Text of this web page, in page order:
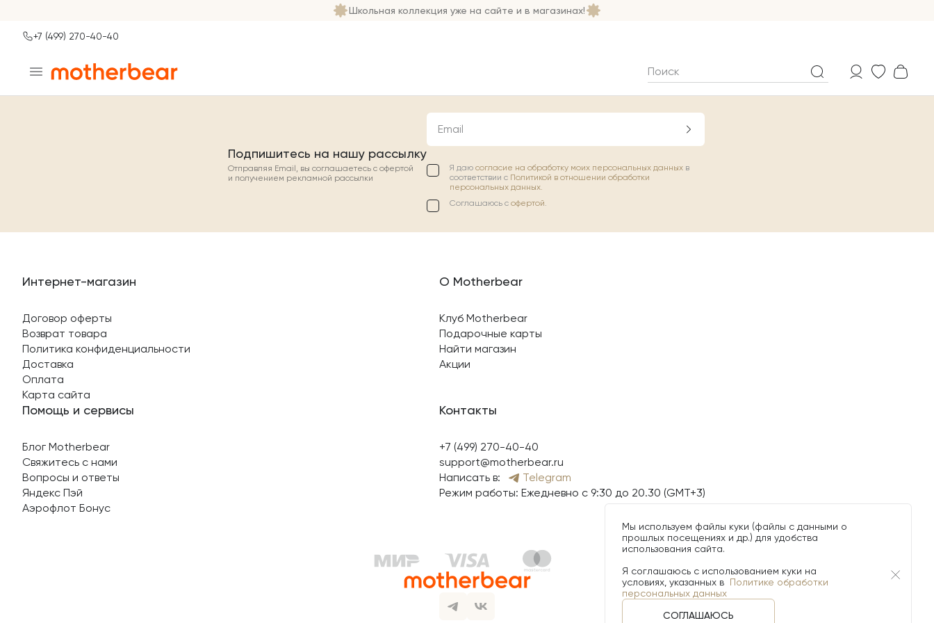
Школьная коллекция уже на сайте и в магазинах!
Ваш город
+7 (499) 270-40-40
Подпишитесь на нашу рассылку
Отправляя Email, вы соглашаетесь с офертой
и получением рекламной рассылки
Email
Я даю согласие на обработку моих персональных данных в
соответствии с Политикой в отношении обработки
персональных данных.
Соглашаюсь с офертой.
Интернет-магазин
Договор оферты
Возврат товара
Политика конфиденциальности
Доставка
Оплата
Карта сайта
О Motherbear
Клуб Motherbear
Подарочные карты
Найти магазин
Акции
Помощь и сервисы
Блог Motherbear
Свяжитесь с нами
Вопросы и ответы
Яндекс Пэй
Аэрофлот Бонус
Контакты
+7 (499) 270-40-40
support@motherbear.ru
Написать в:
Telegram
Режим работы: Ежедневно с 9:30 до 20.30 (GMT+3)
Мы используем файлы куки (файлы с данными о
прошлых посещениях и др.) для удобства
использования сайта.
Я соглашаюсь с использованием куки на
условиях, указанных в Политике обработки
персональных данных
СОГЛАШАЮСЬ